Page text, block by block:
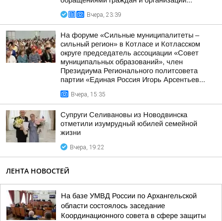
Вчера, 23:39
На форуме «Сильные муниципалитеты –
сильный регион» в Котласе и Котласском
округе председатель ассоциации «Совет
муниципальных образований», член
Президиума Регионального политсовета
партии «Единая Россия Игорь Арсентьев...
Вчера, 15:35
Супруги Селивановы из Новодвинска
отметили изумрудный юбилей семейной
жизни
Вчера, 19:22
ЛЕНТА НОВОСТЕЙ
На базе УМВД России по Архангельской
области состоялось заседание
Координационного совета в сфере защиты